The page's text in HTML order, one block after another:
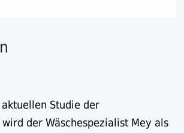
Studie der
der Wäschespezialist Mey als